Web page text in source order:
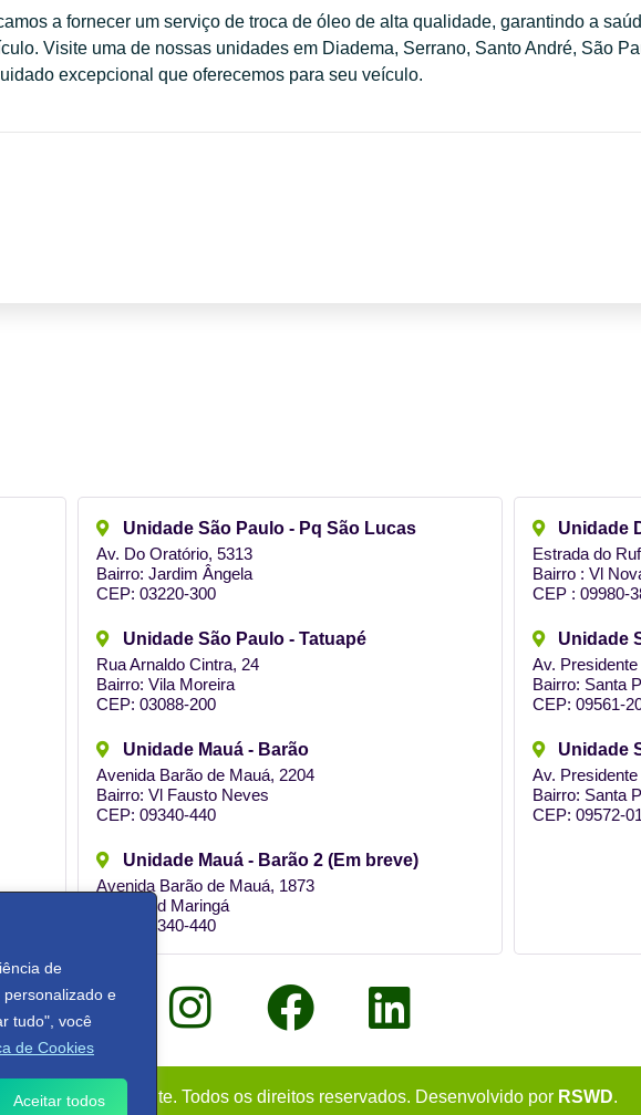
de
e
tudo", você
de Cookies
Aceitar todos
a fornecer um serviço de troca de óleo de alta qualidade, garantindo a
Visite uma de nossas unidades em Diadema, Serrano, Santo André, São
excepcional que oferecemos para seu veículo.
Unidade São Paulo - Pq São Lucas​
Av. Do Oratório, 5313
Bairro: Jardim Ângela
CEP: 03220-300
Unidade São Paulo - Tatuapé
Rua Arnaldo Cintra, 24
Bairro: Vila Moreira
CEP: 03088-200
Unidade Mauá - Barão
Avenida Barão de Mauá, 2204
Bairro: Vl Fausto Neves
CEP: 09340-440
Unidade Mauá - Barão 2 (Em breve)
Avenida Barão de Mauá, 1873
Bairro: Jd Maringá
CEP: 09340-440
Unidade
Estrada do
Bairro : Vl
CEP : 09980-
Unidade
Av.
Bairro: Santa
CEP: 09561-
Unidade
Av.
Bairro: Santa
CEP: 09572-
Postos Requinte. Todos os direitos reservados. Desenvolvido por RSWD.